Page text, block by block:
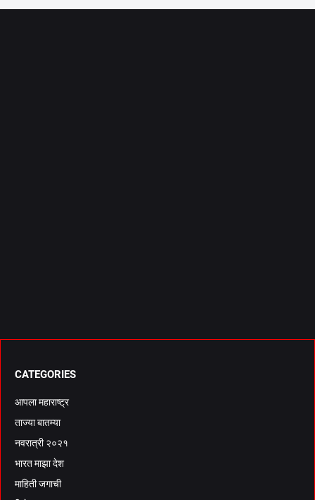
CATEGORIES
आपला महाराष्ट्र
ताज्या बातम्या
नवरात्री २०२१
भारत माझा देश
माहिती जगाची